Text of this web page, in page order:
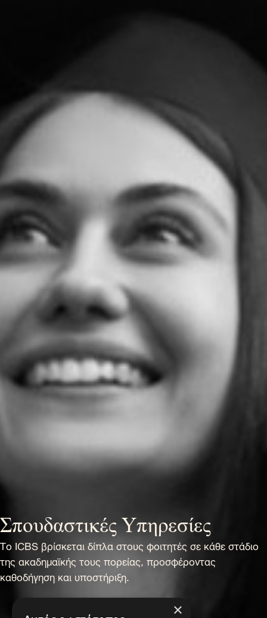
Σπουδαστικές Υπηρεσίες
Το ICBS βρίσκεται δίπλα στους φοιτητές σε κάθε στάδιο
της ακαδημαϊκής τους πορείας, προσφέροντας
καθοδήγηση και υποστήριξη.
×